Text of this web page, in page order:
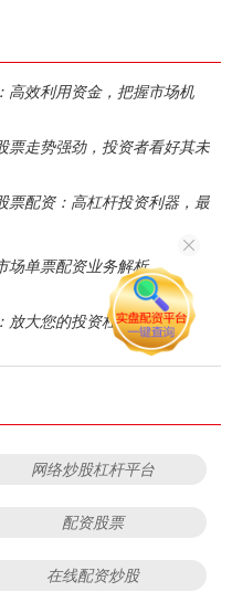
高效利用资金，把握市场机
票走势强劲，投资者看好其未
票配资：高杠杆投资利器，最
场单票配资业务解析
放大您的投资杠杆
网络炒股杠杆平台
配资股票
在线配资炒股